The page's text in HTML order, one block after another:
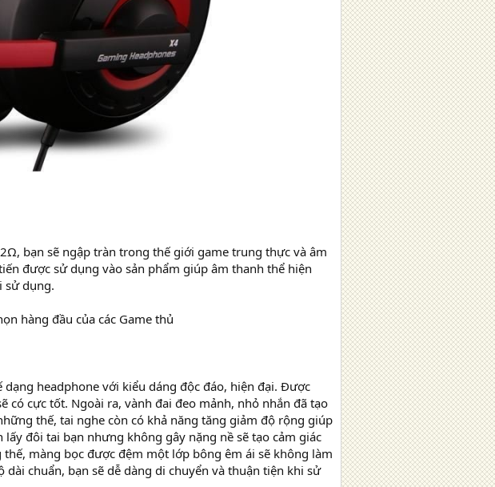
bạn sẽ ngập tràn trong thế giới game trung thực và âm
được sử dụng vào sản phẩm giúp âm thanh thể hiện
sử dụng.
hàng đầu của các Game thủ
headphone với kiểu dáng độc đáo, hiện đại. Được
có cực tốt. Ngoài ra, vành đai đeo mảnh, nhỏ nhắn đã tạo
thế, tai nghe còn có khả năng tăng giảm độ rộng giúp
đôi tai bạn nhưng không gây nặng nề sẽ tạo cảm giác
màng bọc được đệm một lớp bông êm ái sẽ không làm
chuẩn, bạn sẽ dễ dàng di chuyển và thuận tiện khi sử